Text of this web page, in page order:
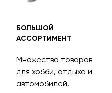
БОЛЬШОЙ
АССОРТИМЕНТ
Множество товаров
для хобби, отдыха и
автомобилей.